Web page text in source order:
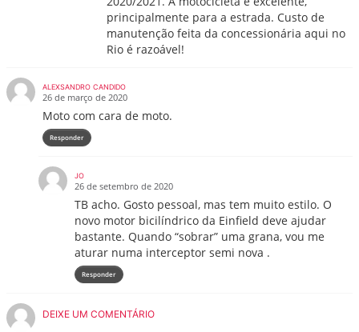
principalmente para a estrada. Custo de
manutenção feita da concessionária aqui no
Rio é razoável!
ALEXSANDRO CANDIDO
26 de março de 2020
Moto com cara de moto.
Responder
JO
26 de setembro de 2020
TB acho. Gosto pessoal, mas tem muito estilo. O
novo motor bicilíndrico da Einfield deve ajudar
bastante. Quando “sobrar” uma grana, vou me
aturar numa interceptor semi nova .
Responder
DEIXE UM COMENTÁRIO